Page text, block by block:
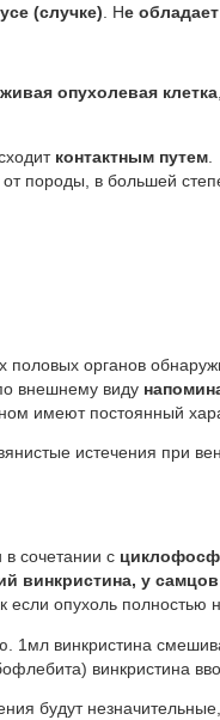
(случке). Не
живая опухолевая клетка
контактным путем.
породы, в большей
половых органов
внешнему виду
имеют постоянный
истечения при
сочетании с
винкристина, у
опухоль полностью
винкристина
винкристина
будут незначительные,